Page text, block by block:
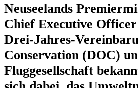
Neuseelands
Chief Executive
Drei-Jahres-
Conservation (DOC)
Fluggesellschaft